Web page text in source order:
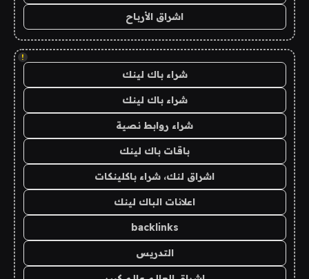
اشراق الأرباح
!
شراء باك لينك
شراء باك لينك
شراء روابط نصية
باقات باك لينك
اشراق لنك، شراء باكلينكات
اعلانات الباك لينك
backlinks
التدريس